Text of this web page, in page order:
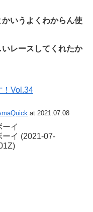
いうよくわからん使
レースしてくれたか
！Vol.34
at 2021.07.08
ーイ
ーイ (2021-07-